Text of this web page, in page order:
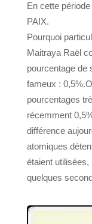
En cette
PAIX.
Pourquoi
Maitraya Raël
pourcentage de
fameux : 0,5%.
pourcentages
récemment
différence
atomiques
étaient
quelques